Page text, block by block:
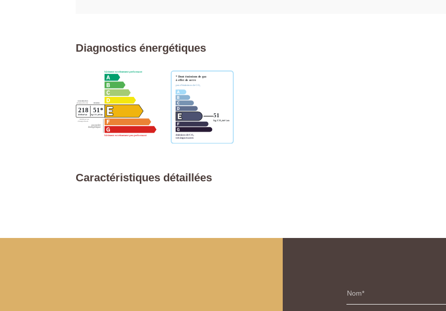
Diagnostics énergétiques
Caractéristiques détaillées
Nom